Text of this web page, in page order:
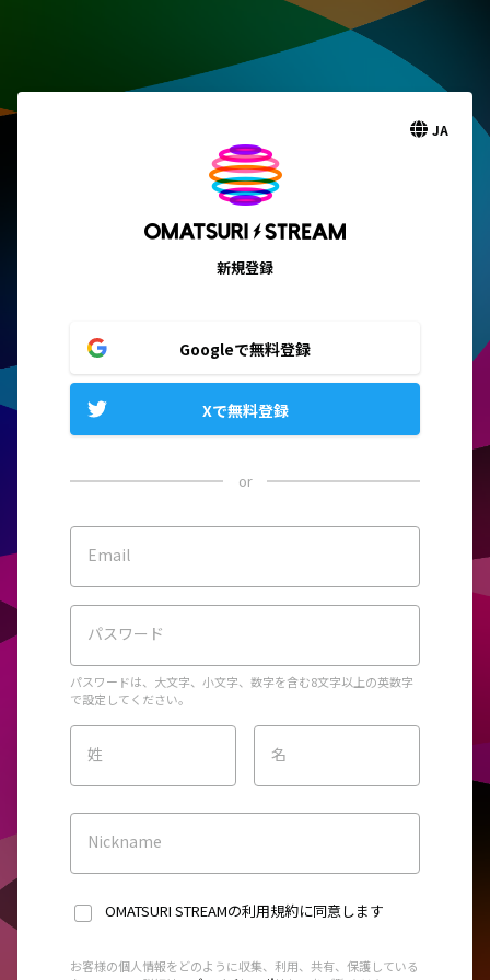
JA
新規登録
Googleで無料登録
Xで無料登録
or
Email
パスワード
パスワードは、大文字、小文字、数字を含む8文字以上の英数字
で設定してください。
姓 名
Nickname
OMATSURI STREAMの利用規約に同意します
お客様の個人情報をどのように収集、利用、共有、保護している